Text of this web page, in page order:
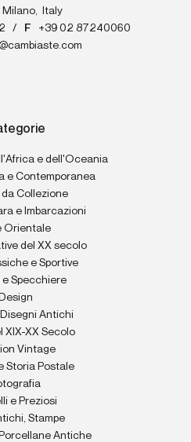
Milano
Italy
/ F
+39 02 87240060
e dell'Oceania
e Contemporanea
Collezione
e Imbarcazioni
Orientale
del XX secolo
e Sportive
Specchiere
Design
Antichi
XIX-XX Secolo
Vintage
Storia Postale
e Preziosi
Stampe
Antiche